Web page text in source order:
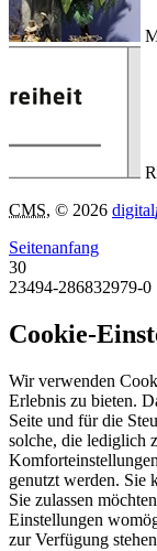
CMS, © 2026 digital
Seitenanfang
30
23494-286832979-0
Cookie-
Wir verwenden
Erlebnis zu bieten.
Seite und für die
solche, die lediglich
genutzt werden. Sie
Sie zulassen
Einstellungen
zur Verfügung